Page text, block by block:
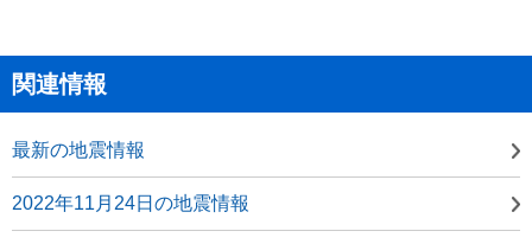
関連情報
最新の地震情報
2022年11月24日の地震情報